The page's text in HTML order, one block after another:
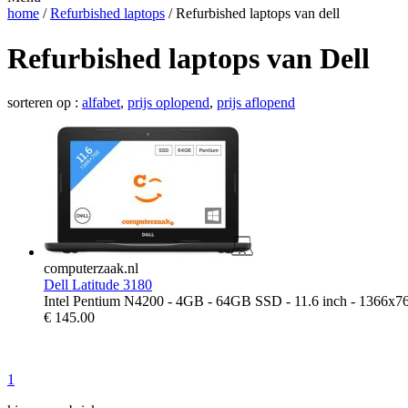
home /Refurbished laptops / Refurbished laptops van dell
Refurbished laptops van Dell
sorteren op : alfabet, prijs oplopend, prijs aflopend
computerzaak.nl
Dell Latitude 3180
Intel Pentium N4200 - 4GB - 64GB SSD - 11.6 inch -
€ 145.00
1